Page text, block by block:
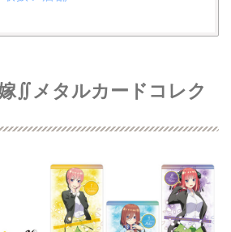
嫁∬メタルカードコレク